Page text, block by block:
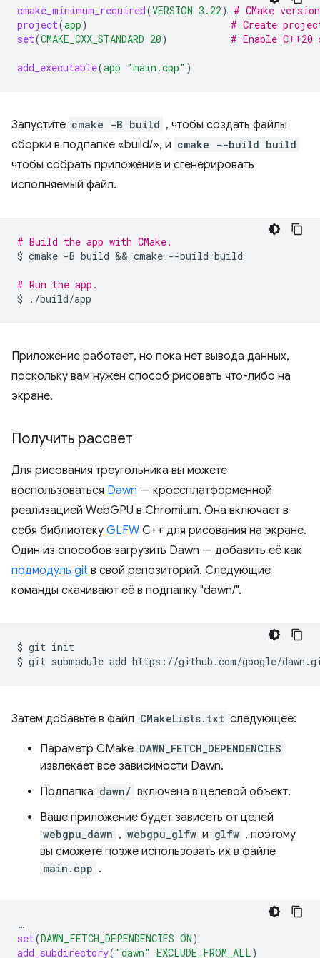
cmake_minimum_required(VERSION 3.22) # CMake
project(app)
# Create
set(CMAKE_CXX_STANDARD 20) # Enable C++20
add_executable(app "main.cpp" )
Запустите cmake -B build , чтобы создать файлы
сборки в подпапке «build/», и cmake --build build
чтобы собрать приложение и сгенерировать
исполняемый файл.
# Build the app with CMake.
$ cmake -B build && cmake --build build
# Run the app.
$
Приложение работает, но пока нет вывода данных,
поскольку вам нужен способ рисовать что-либо на
экране.
Получить рассвет
Для рисования треугольника вы можете
воспользоваться Dawn — кроссплатформенной
реализацией WebGPU в Chromium. Она включает в
себя библиотеку GLFW C++ для рисования на экране.
Один из способов загрузить Dawn — добавить её как
подмодуль git в свой репозиторий. Следующие
команды скачивают её в подпапку "dawn/".
$ git init
$ git submodule add
Затем добавьте в файл CMakeLists.txt следующее:
Параметр CMake DAWN_FETCH_DEPENDENCIES
извлекает все зависимости Dawn.
Подпапка dawn/ включена в целевой объект.
Ваше приложение будет зависеть от целей
webgpu_dawn , webgpu_glfw и glfw , поэтому
вы сможете позже использовать их в файле
main.cpp .
…
set(DAWN_FETCH_DEPENDENCIES ON)
add_subdirectory( "dawn" EXCLUDE_FROM_ALL)